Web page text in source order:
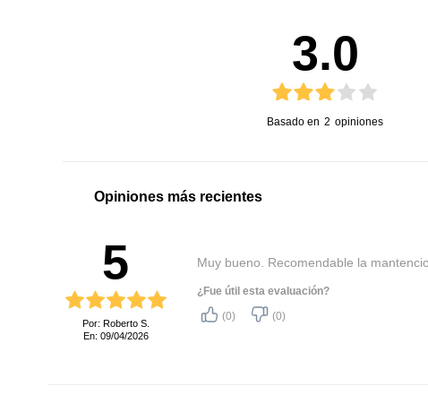
3.0
Basado en 2 opiniones
Opiniones más recientes
5
Por: Roberto S.
En: 09/04/2026
Muy bueno. Recomendable la
¿Fue útil esta evaluación?
(0)
(0)